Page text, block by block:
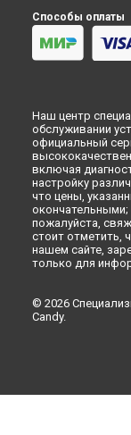
Способы оплаты
Наш центр
обслуживании
официальный
включая
настройку
что цены,
окончательными;
пожалуйста,
стоит отметить,
нашем сайте,
только для
© 2026
Candy.